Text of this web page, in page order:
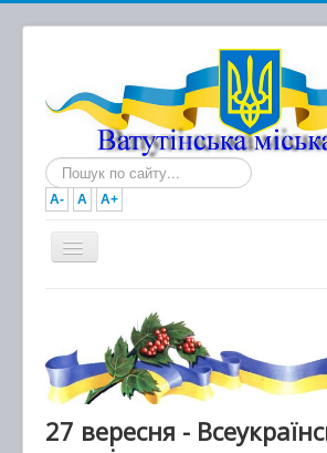
Пошук...
A- A A+
Новини
Документи
27 вересня -